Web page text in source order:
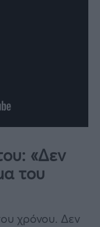
«Δεν
του
χρόνου. Δεν